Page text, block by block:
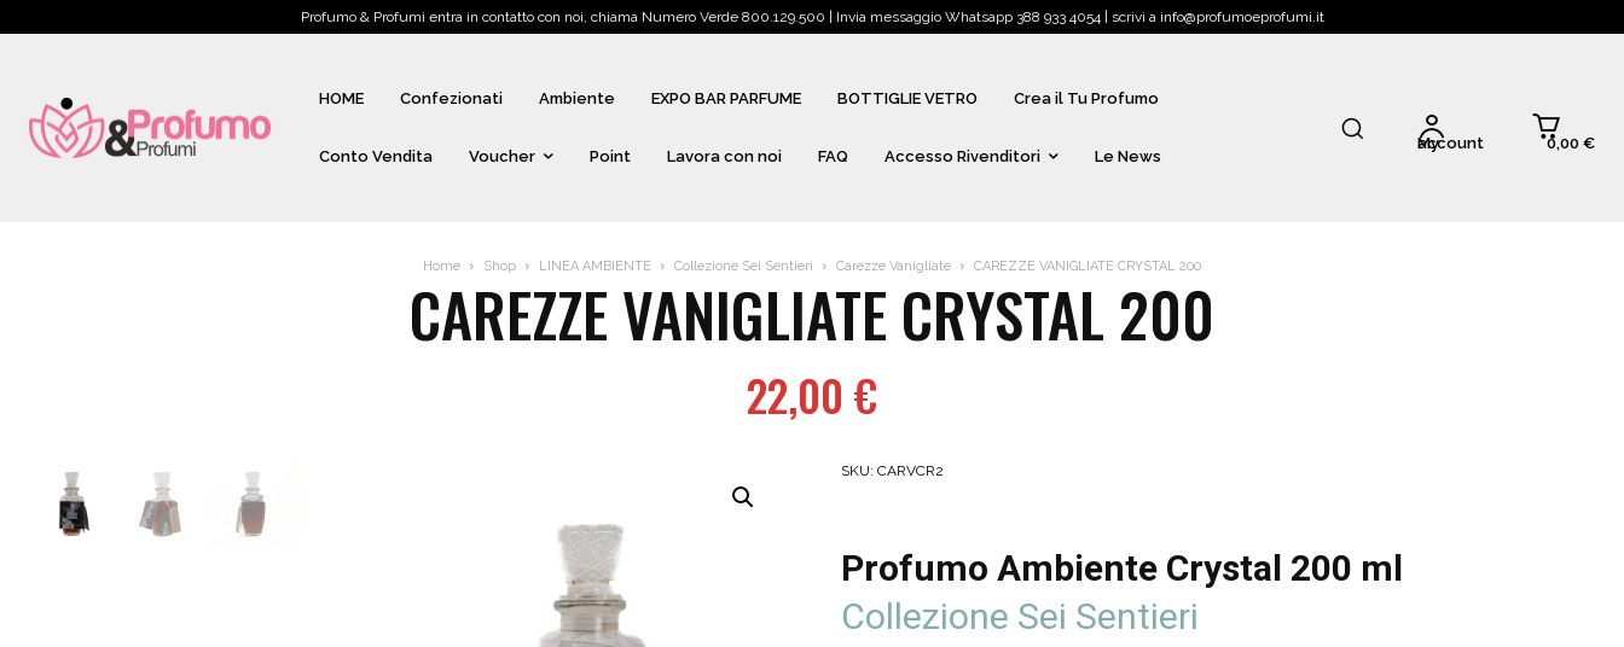
Profumo & Profumi entra in contatto con noi, chiama Numero Verde 800.129.500 | Invia messaggio Whatsapp 388 933 4054 | scrivi a info@profumoeprofumi.it
HOME Confezionati Ambiente EXPO BAR PARFUME BOTTIGLIE VETRO Crea il Tu Profumo
Conto Vendita Voucher Point Lavora con noi FAQ Accesso Rivenditori Le News
My account 0,00 €
Home Shop LINEA AMBIENTE Collezione Sei Sentieri Carezze Vanigliate CAREZZE VANIGLIATE CRYSTAL 200
CAREZZE VANIGLIATE CRYSTAL 200
22,00 €
SKU: CARVCR2
Profumo Ambiente Crystal 200 ml
Collezione Sei Sentieri